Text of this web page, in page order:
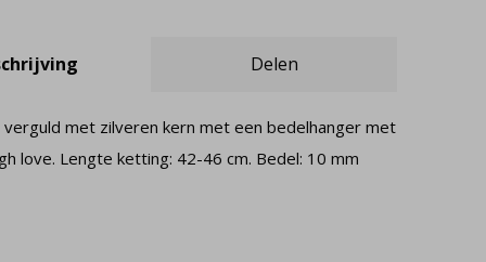
Delen
met zilveren kern met een bedelhanger met
love. Lengte ketting: 42-46 cm. Bedel: 10 mm